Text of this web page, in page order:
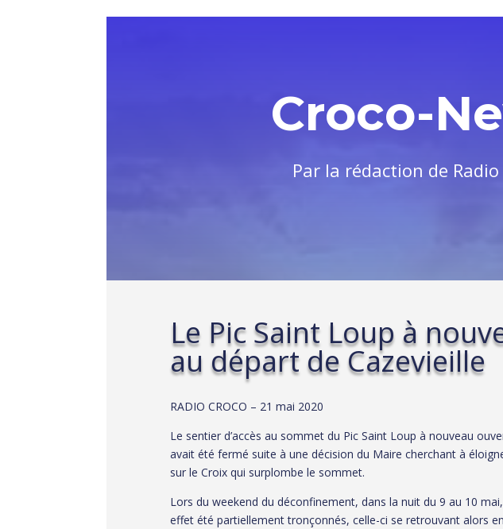
Croco-
Par la rédaction de Radio
Le Pic Saint Loup à
au départ de Cazevieille
RADIO CROCO – 21 mai 2020
Le sentier d’accès au sommet du Pic Saint Loup à nouveau
avait été fermé suite à une décision du Maire cherchant à
sur le Croix qui surplombe le sommet.
Lors du weekend du déconfinement, dans la nuit du 9 au 10
effet été partiellement tronçonnés, celle-ci se retrouvant alors